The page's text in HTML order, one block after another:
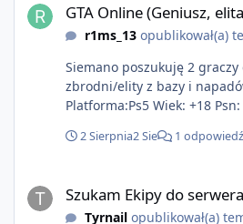
GTA Online (Geniusz,
r1ms_13opublikował(a)
Siemano poszukuję 2
zbrodni/elity z bazy i
Platforma:Ps5 Wiek: +18
2 Sierpnia2 Sie 1 odpowiedź
Szukam Ekipy do
Tyrnailopublikował(a)